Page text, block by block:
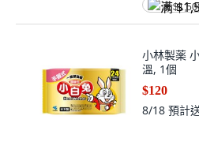
满
小林製薬
溫, 1個
$120
8/18 預計